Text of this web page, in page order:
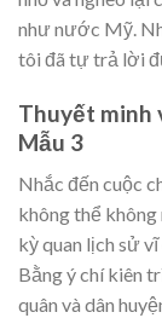
như nước Mỹ.
tôi đã tự trả lời
Thuyết minh
Mẫu 3
Nhắc đến cuộc
không thể
kỳ quan lịch sử
Bằng ý chí kiên
quân và dân